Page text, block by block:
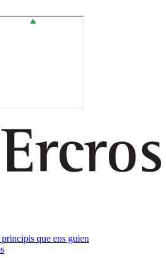
que ens guien